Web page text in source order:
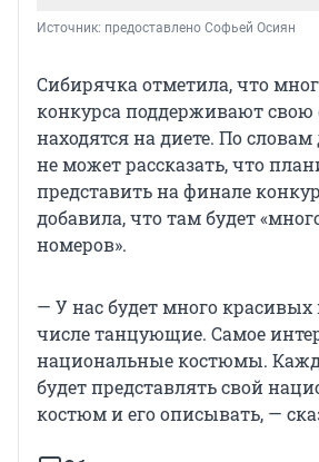
Источник: предоставлено Софьей Осиян
Сибирячка отметила, что
конкурса поддерживают
находятся на диете. По
не может рассказать, что
представить на финале
добавила, что там будет
номеров».
— У нас будет много
числе танцующие. Самое
национальные костюмы.
будет представлять свой
костюм и его описывать, —